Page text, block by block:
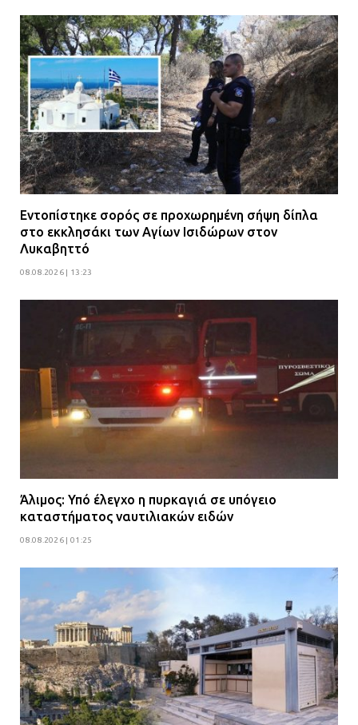
Εντοπίστηκε σορός σε προχωρημένη σήψη δίπλα
στο εκκλησάκι των Αγίων Ισιδώρων στον
Λυκαβηττό
08.08.2026 | 13:23
Άλιμος: Υπό έλεγχο η πυρκαγιά σε υπόγειο
καταστήματος ναυτιλιακών ειδών
08.08.2026 | 01:25